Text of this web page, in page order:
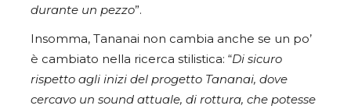
durante un pezzo”.
Insomma, Tananai non cambia anche se un po’
è cambiato nella ricerca stilistica: “Di sicuro
rispetto agli inizi del progetto Tananai, dove
cercavo un sound attuale, di rottura, che potesse